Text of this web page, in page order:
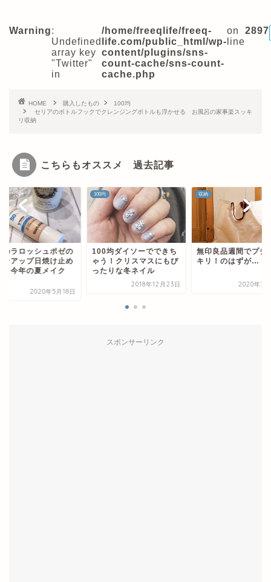
Warning:
Undefined
array key
"Twitter"
in
/home/freeqlife/freeq-
life.com/public_html/wp-
content/plugins/sns-
count-cache/sns-count-
cache.php
on
line
2897
HOME 購入したもの
100均
セリアのボトルフックでクレンジングボトルも浮かせる お風呂の家事楽スッキ
リ収納
こちらもオススメ 過去記事
ダイソーでできち
！クリスマスにもぴ
りな冬ネイル
収納
無印良品週間でプチスッ
キリ！のはずが…
2020年3月25日
楽天
話題のラロッシュポ
トーンアップ日焼け
スポンサーリンク